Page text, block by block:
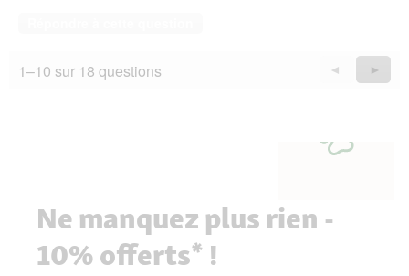
1–10 sur 18 questions
Précédent
Questions
◄ ►
Ne manquez plus rien -
10% offerts* !